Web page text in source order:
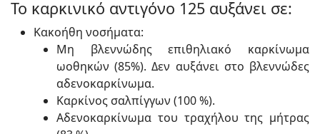
To καρκινικό αντιγόνο 125 αυξάνει σε:
Κακοήθη νοσήματα:
Μη βλεννώδης επιθηλιακό καρκίνωμα
ωοθηκών (85%). Δεν αυξάνει στο βλεννώδες
αδενοκαρκίνωμα.
Καρκίνος σαλπίγγων (100 %).
Αδενοκαρκίνωμα του τραχήλου της μήτρας